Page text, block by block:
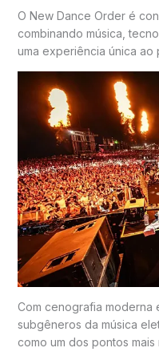
O New Dance Order é
combinando música,
uma experiência única ao
Com cenografia moderna
subgêneros da música
como um dos pontos